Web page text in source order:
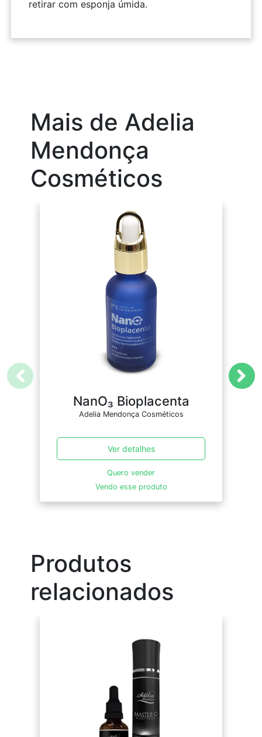
retirar com esponja úmida.
Mais de Adelia
Mendonça
Cosméticos
NanO₃ Bioplacenta
Adelia Mendonça Cosméticos
Ver detalhes
Quero vender
Vendo esse produto
Produtos
relacionados